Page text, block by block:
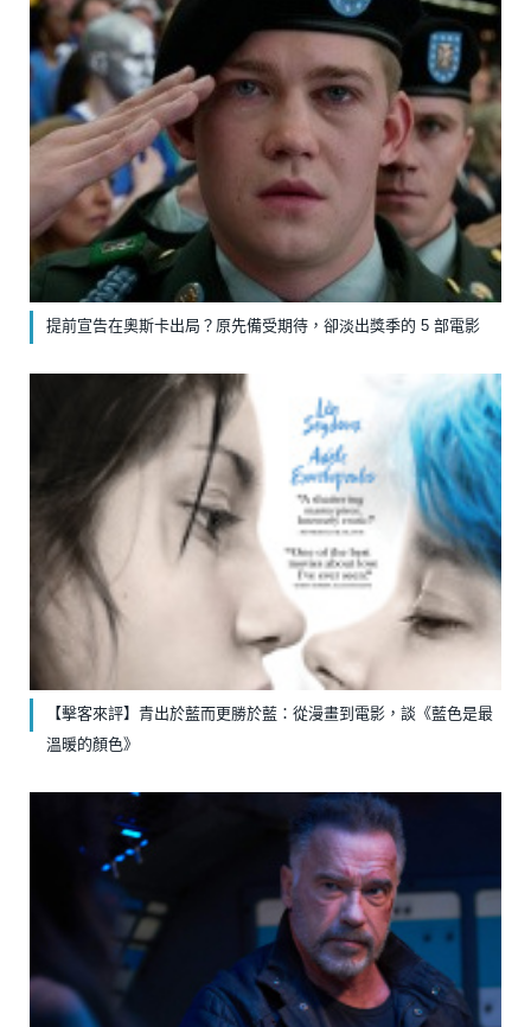
提前宣告在奧斯卡出局？原先備受期待，卻淡出獎季的 5 部電影
【擊客來評】青出於藍而更勝於藍：從漫畫到電影，談《藍色是最
溫暖的顏色》